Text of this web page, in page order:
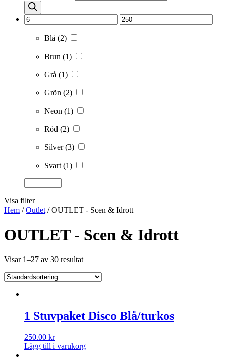
Blå (2)
Brun (1)
Grå (1)
Grön (2)
Neon (1)
Röd (2)
Silver(3)
Svart(1)
Visa filter
Hem /Outlet/ OUTLET - Scen & Idrott
OUTLET - Scen & Idrott
Visar 1–27 av 30 resultat
1 Stuvpaket Disco Blå/turkos
250.00 kr
Lägg till i varukorg